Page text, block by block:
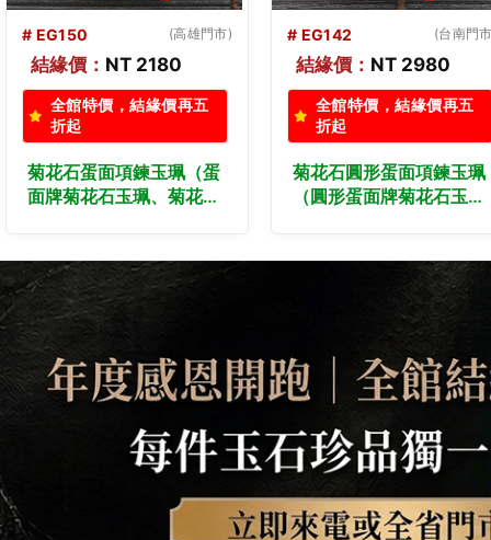
# EG142 (台南門市)
結緣價： NT 2980
全館特價，結緣價再五
折起
菊花石圓形蛋面項鍊玉珮
（圓形蛋面牌菊花石玉
EG142。客製化訂做各種
菊花石圓形蛋面吊墜玉珮
項鍊。★東方翡翠寶石保
證卡
# EG149 (台中門
結緣價： NT 2180
全館特價，結緣價再五
折起
菊花石蛋面項鍊玉珮（蛋
面牌菊花石玉珮、菊花石
各種菊花石蛋面吊墜玉珮
項鍊。★東方翡翠寶石保